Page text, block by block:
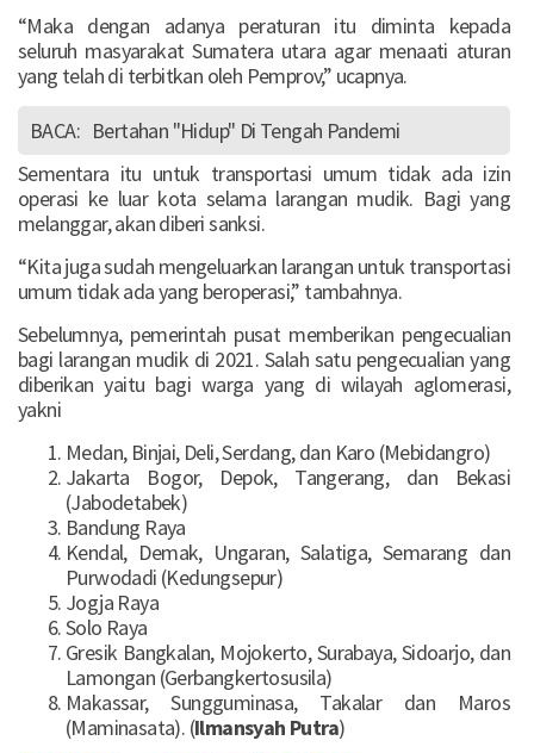
“Maka dengan adanya peraturan itu diminta kepada
seluruh masyarakat Sumatera utara agar menaati aturan
yang telah di terbitkan oleh Pemprov,” ucapnya.
BACA: Bertahan "Hidup" Di Tengah Pandemi
Sementara itu untuk transportasi umum tidak ada izin
operasi ke luar kota selama larangan mudik. Bagi yang
melanggar, akan diberi sanksi.
“Kita juga sudah mengeluarkan larangan untuk transportasi
umum tidak ada yang beroperasi,” tambahnya.
Sebelumnya, pemerintah pusat memberikan pengecualian
bagi larangan mudik di 2021. Salah satu pengecualian yang
diberikan yaitu bagi warga yang di wilayah aglomerasi,
yakni
Medan, Binjai, Deli, Serdang, dan Karo (Mebidangro)
Jakarta Bogor, Depok, Tangerang, dan Bekasi
(Jabodetabek)
Bandung Raya
Kendal, Demak, Ungaran, Salatiga, Semarang dan
Purwodadi (Kedungsepur)
Jogja Raya
Solo Raya
Gresik Bangkalan, Mojokerto, Surabaya, Sidoarjo, dan
Lamongan (Gerbangkertosusila)
Makassar, Sungguminasa, Takalar dan Maros
(Maminasata). (Ilmansyah Putra)